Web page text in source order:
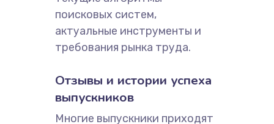
поисковых систем,
актуальные инструменты и
требования рынка труда.
Отзывы и истории успеха
выпускников
Многие выпускники приходят